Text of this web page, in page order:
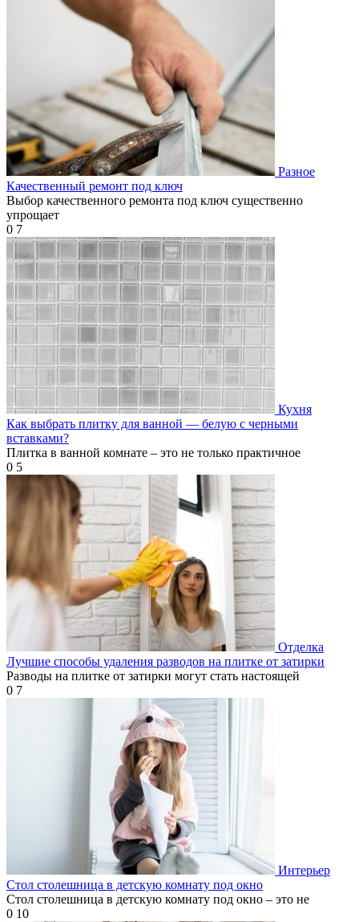
Разное
Качественный ремонт под ключ
Выбор качественного ремонта под ключ существенно
упрощает
0 7
Кухня
Как выбрать плитку для ванной — белую с черными
вставками?
Плитка в ванной комнате – это не только практичное
0 5
Отделка
Лучшие способы удаления разводов на плитке от затирки
Разводы на плитке от затирки могут стать настоящей
0 7
Интерьер
Стол столешница в детскую комнату под окно
Стол столешница в детскую комнату под окно – это не
0 10